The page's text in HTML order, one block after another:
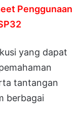
Penggunaan
yang dapat
tantangan
berbagai